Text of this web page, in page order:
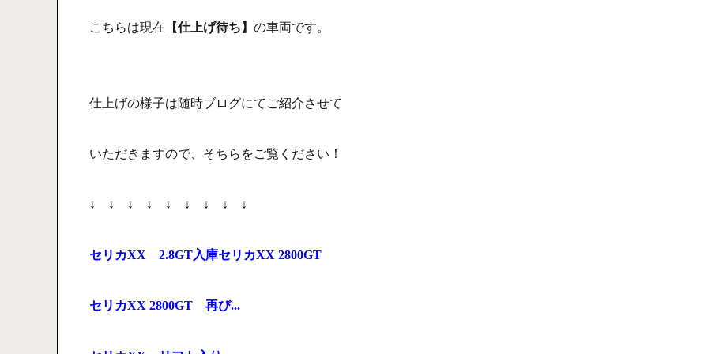
こちらは現在 【仕上げ待ち】 の車両です。
仕上げの様子は随時ブログにてご紹介させて
いただきますので、そちらをご覧ください！
↓ ↓ ↓ ↓ ↓ ↓ ↓ ↓ ↓
セリカXX 2.8GT入庫セリカXX 2800GT
セリカXX 2800GT 再び...